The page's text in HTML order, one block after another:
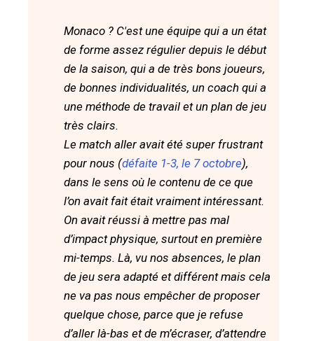
Monaco ? C'est une équipe qui a un état
de forme assez régulier depuis le début
de la saison, qui a de très bons joueurs,
de bonnes individualités, un coach qui a
une méthode de travail et un plan de jeu
très clairs.
Le match aller avait été super frustrant
pour nous (défaite 1-3, le 7 octobre),
dans le sens où le contenu de ce que
l’on avait fait était vraiment intéressant.
On avait réussi à mettre pas mal
d’impact physique, surtout en première
mi-temps. Là, vu nos absences, le plan
de jeu sera adapté et différent mais cela
ne va pas nous empêcher de proposer
quelque chose, parce que je refuse
d’aller là-bas et de m’écraser, d’attendre